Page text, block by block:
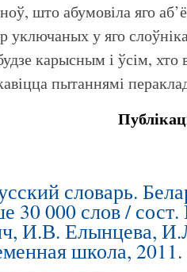
што абумовіла яго
уключаных у яго
карысным і ўсім, хто
пытаннямі
словарь.
30 000 слов /
И.В. Елынцева,
школа, 2011.